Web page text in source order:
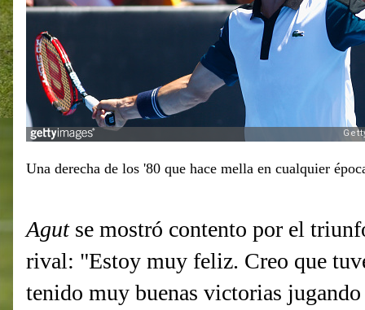
Una derecha de los '80 que hace mella en cualquier
Agut se mostró contento por el
rival: "Estoy muy feliz. Creo que
tenido muy buenas victorias